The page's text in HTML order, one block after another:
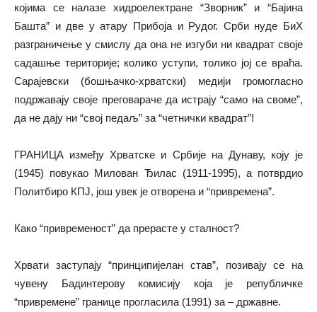
којима се налазе хидроелектране “Зворник” и “Бајина
Башта” и две у атару Прибоја и Рудог. Срби нуде БиХ
разграничење у смислу да она не изгуби ни квадрат своје
садашње територије; колико уступи, толико јој се враћа.
Сарајевски (бошњачко-хрватски) медији громогласно
подржавају своје преговараче да истрају “само на своме”,
да не дају ни “свој педаљ” за “четнички квадрат”!
ГРАНИЦА између Хрватске и Србије на Дунаву, коју је
(1945) повукао Милован Ђилас (1911-1995), а потврдио
Политбиро КПЈ, још увек је отворена и “привремена”.
Како “привременост” да прерасте у сталност?
Хрвати заступају “принципијелан став”, позивају се на
чувену Бадинтерову комисију која је републичке
“привремене” границе прогласила (1991) за – државне.